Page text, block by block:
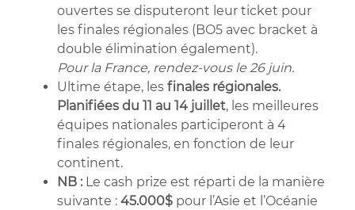
ouvertes se disputeront leur ticket pour
les finales régionales (BO5 avec bracket à
double élimination également).
Pour la France, rendez-vous le 26 juin.
Ultime étape, lesfinales régionales.
Planifiées du 11 au 14 juillet, les meilleures
équipes nationales participeront à 4
finales régionales, en fonction de leur
continent.
NB :Le cash prize est réparti de la manière
suivante :45.000$ pour l’Asie et l’Océanie